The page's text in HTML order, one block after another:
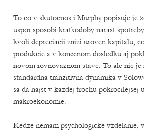
To co v skutocnosti Murphy popisuje je
uspor sposobi kratkodoby narast
kvoli depreciacii znizi uroven kapitalu,
produkcie a v konecnom dosledku aj
novom rovnovaznom stave. To ale nie je
standardna tranzitivna dynamika v
sa da najst v kazdej trochu pokrocilejsej
makroekonomie.
Kedze nemam psychologicke vzdelanie,